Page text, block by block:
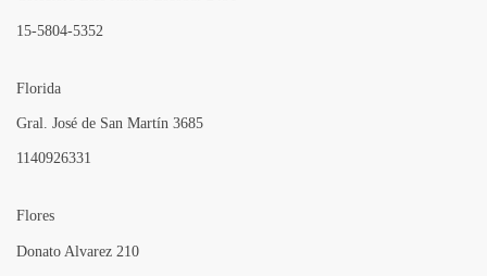
15-5804-5352
Florida
Gral. José de San Martín 3685
1140926331
Flores
Donato Alvarez 210